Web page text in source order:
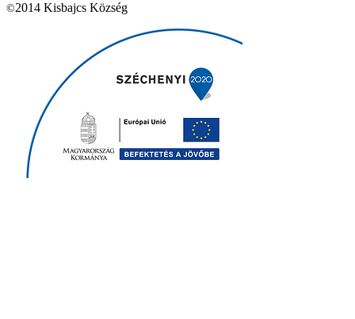
©2014 Kisbajcs Község